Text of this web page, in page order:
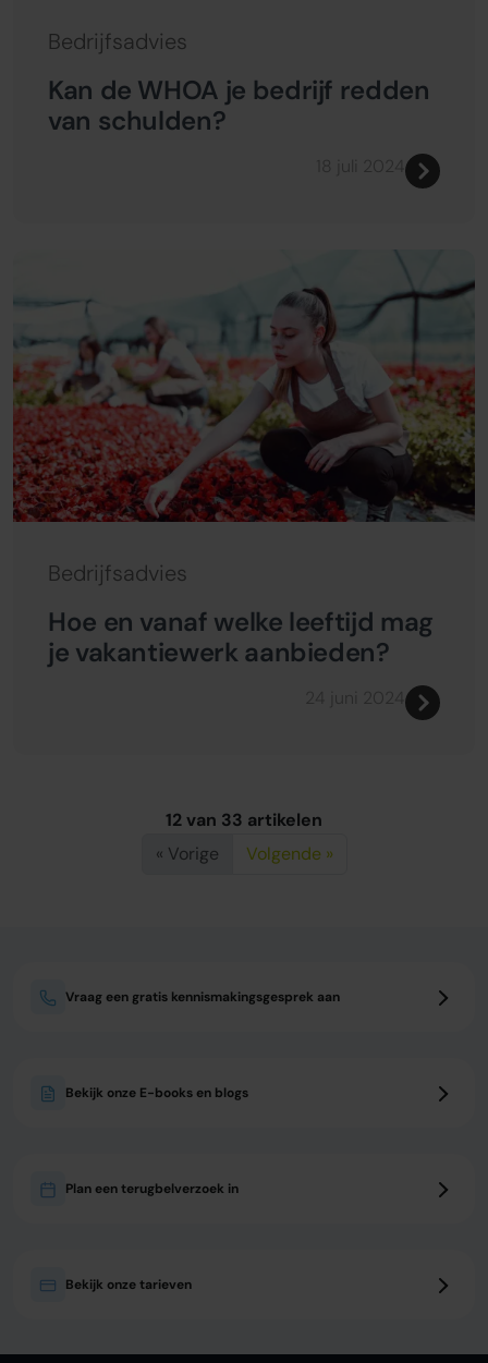
Bedrijfsadvies
Kan de WHOA je bedrijf redden
van schulden?
Bedrijfsadvies
Hoe en vanaf welke leeftijd mag
je vakantiewerk aanbieden?
12 van 33 artikelen
« Vorige
Volgende »
Vraag een gratis kennismakingsgesprek aan
Bekijk onze E-books en blogs
Plan een terugbelverzoek in
Bekijk onze tarieven